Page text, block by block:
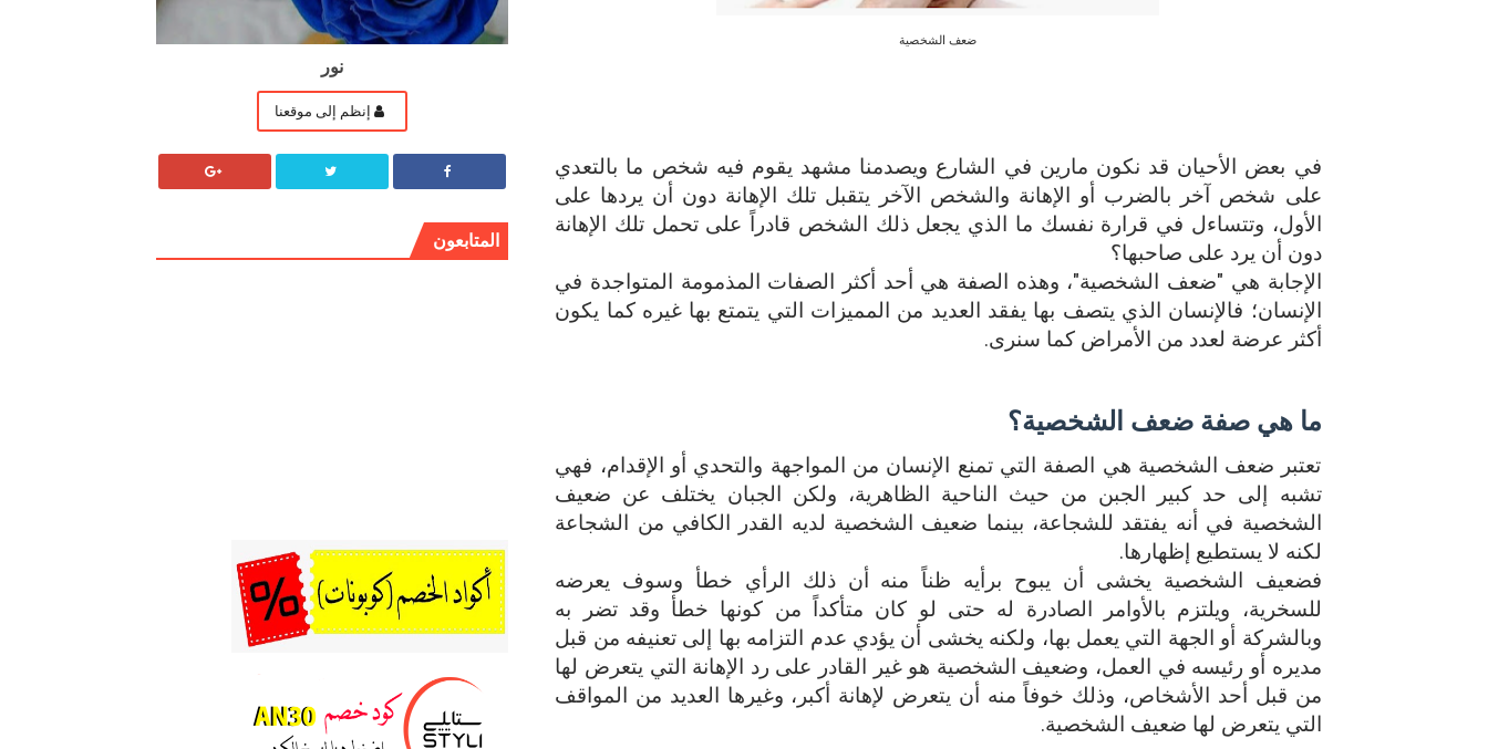
ضعف الشخصية
في بعض الأحيان قد نكون مارين في الشارع ويصدمنا مشهد يقوم فيه شخص ما بالتعدي
على شخص آخر بالضرب أو الإهانة والشخص الآخر يتقبل تلك الإهانة دون أن يردها على
الأول، وتتساءل في قرارة نفسك ما الذي يجعل ذلك الشخص قادراً على تحمل تلك الإهانة
دون أن يرد على صاحبها؟
الإجابة هي "ضعف الشخصية"، وهذه الصفة هي أحد أكثر الصفات المذمومة المتواجدة في
الإنسان؛ فالإنسان الذي يتصف بها يفقد العديد من المميزات التي يتمتع بها غيره كما يكون
أكثر عرضة لعدد من الأمراض كما سنرى.
ما هي صفة ضعف الشخصية؟
تعتبر ضعف الشخصية هي الصفة التي تمنع الإنسان من المواجهة والتحدي أو الإقدام، فهي
تشبه إلى حد كبير الجبن من حيث الناحية الظاهرية، ولكن الجبان يختلف عن ضعيف
الشخصية في أنه يفتقد للشجاعة، بينما ضعيف الشخصية لديه القدر الكافي من الشجاعة
لكنه لا يستطيع إظهارها.
فضعيف الشخصية يخشى أن يبوح برأيه ظناً منه أن ذلك الرأي خطأ وسوف يعرضه
للسخرية، ويلتزم بالأوامر الصادرة له حتى لو كان متأكداً من كونها خطأ وقد تضر به
وبالشركة أو الجهة التي يعمل بها، ولكنه يخشى أن يؤدي عدم التزامه بها إلى تعنيفه من قبل
مديره أو رئيسه في العمل، وضعيف الشخصية هو غير القادر على رد الإهانة التي يتعرض لها
من قبل أحد الأشخاص، وذلك خوفاً منه أن يتعرض لإهانة أكبر، وغيرها العديد من المواقف
التي يتعرض لها ضعيف الشخصية.
نور
إنظم إلى موقعنا
المتابعون